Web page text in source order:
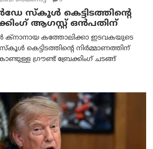
സ്കൂൾ കെട്ടിടത്തിന്റെ
ആഗസ്റ്റ് ഒൻപതിന്
ക്നാനായ കത്തോലിക്കാ ഇടവകയുടെ
കെട്ടിടത്തിന്റെ നിർമ്മാണത്തിന്
ഗ്രൗണ്ട് ബ്രേക്കിംഗ് ചടങ്ങ്